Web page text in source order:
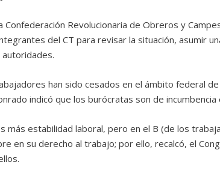
Confederación Revolucionaria de Obreros y
del CT para revisar la situación, asumir
han sido cesados en el ámbito federal
indicó que los burócratas son de incumbencia
más estabilidad laboral, pero en el B (de los
en su derecho al trabajo; por ello, recalcó, el